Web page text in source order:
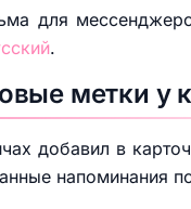
для
.
метки у
добавил в
напоминания